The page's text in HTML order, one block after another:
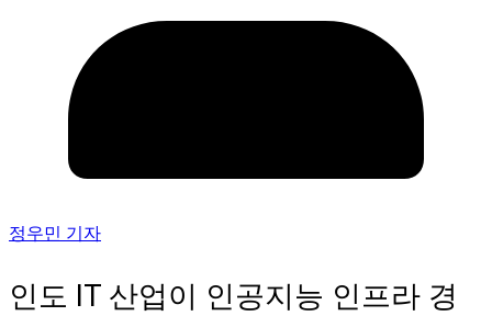
정우민 기자
인도 IT 산업이 인공지능 인프라 경